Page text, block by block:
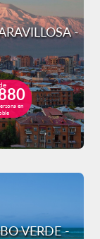
-
en
VERDE -